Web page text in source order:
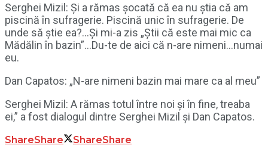
Serghei Mizil: Și a rămas șocată că ea nu știa că am
piscină în sufragerie. Piscină unic în sufragerie. De
unde să știe ea?…Și mi-a zis „Știi că este mai mic ca
Mădălin în bazin”…Du-te de aici că n-are nimeni…numai
eu.
Dan Capatos: „N-are nimeni bazin mai mare ca al meu”
Serghei Mizil: A rămas totul între noi și în fine, treaba
ei,” a fost dialogul dintre Serghei Mizil și Dan Capatos.
ShareShare ShareShare